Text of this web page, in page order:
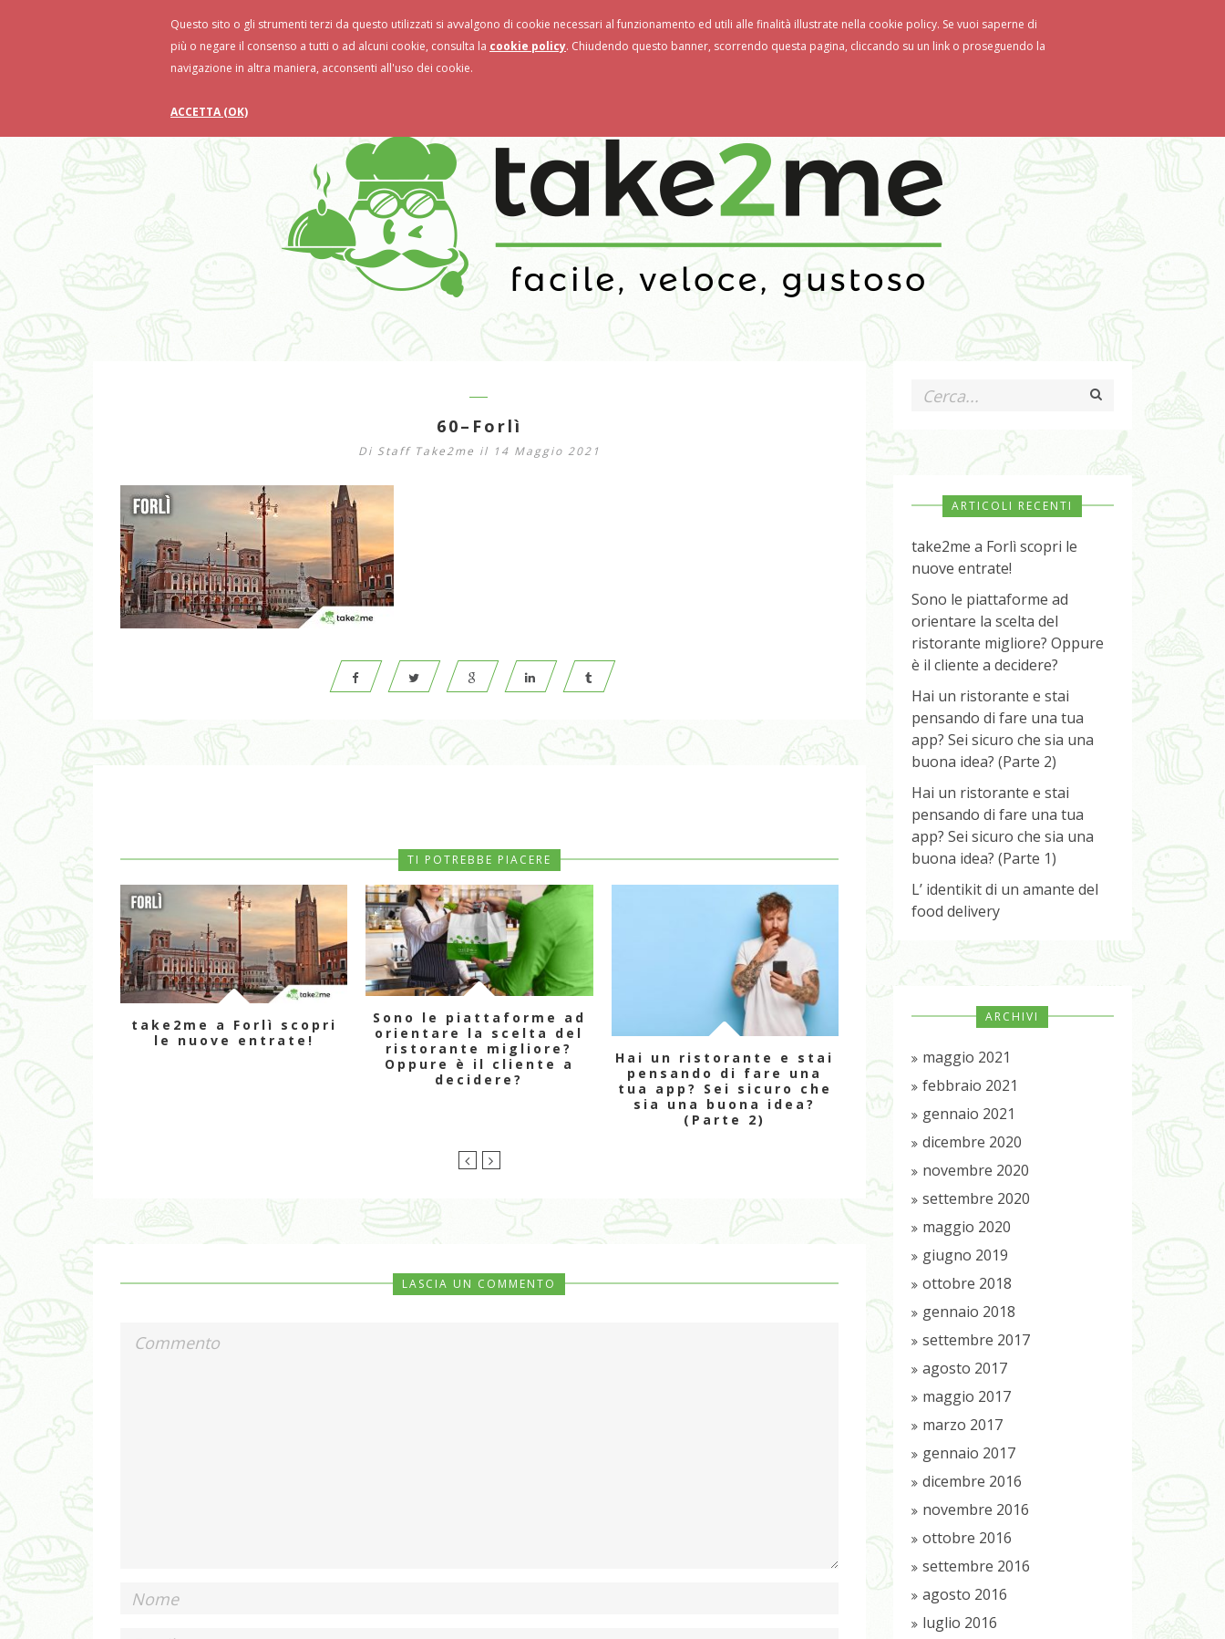
Ricette Food Tips Ristoranti Novità & Promo
60–Forlì
Di Staff Take2me il 14 Maggio 2021
TI POTREBBE PIACERE
take2me a Forlì scopri
le nuove entrate!
Sono le piattaforme ad
orientare la scelta del
ristorante migliore?
Oppure è il cliente a
decidere?
Hai un ristorante e stai
pensando di fare una
tua app? Sei sicuro che
sia una buona idea?
(Parte 2)
Hai un ristorante e stai
pensando di fare una
tua app? Sei sicuro che
sia una buona idea?
(Parte 1)
L’
amante
LASCIA UN COMMENTO
ARTICOLI RECENTI
take2me a Forlì scopri le
nuove entrate!
Sono le piattaforme ad
orientare la scelta del
ristorante migliore? Oppure
è il cliente a decidere?
Hai un ristorante e stai
pensando di fare una tua
app? Sei sicuro che sia una
buona idea? (Parte 2)
Hai un ristorante e stai
pensando di fare una tua
app? Sei sicuro che sia una
buona idea? (Parte 1)
L’ identikit di un amante del
food delivery
ARCHIVI
maggio 2021
febbraio 2021
gennaio 2021
dicembre 2020
novembre 2020
settembre 2020
maggio 2020
giugno 2019
ottobre 2018
gennaio 2018
settembre 2017
agosto 2017
maggio 2017
marzo 2017
gennaio 2017
dicembre 2016
novembre 2016
ottobre 2016
settembre 2016
agosto 2016
luglio 2016
Questo sito o gli strumenti terzi da questo utilizzati si avvalgono di cookie necessari al funzionamento ed utili alle finalità illustrate nella cookie policy. Se vuoi saperne di
più o negare il consenso a tutti o ad alcuni cookie, consulta la cookie policy. Chiudendo questo banner, scorrendo questa pagina, cliccando su un link o proseguendo la
navigazione in altra maniera, acconsenti all'uso dei cookie.
ACCETTA (OK)